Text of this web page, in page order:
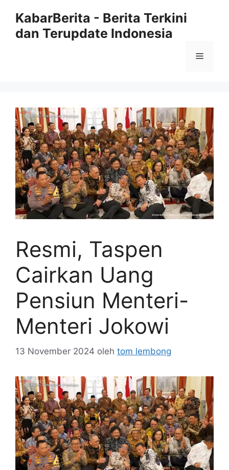
KabarBerita - Berita Terkini
dan Terupdate Indonesia
Menu
Resmi, Taspen
Cairkan Uang
Pensiun Menteri-
Menteri Jokowi
13 November 2024 oleh tom lembong